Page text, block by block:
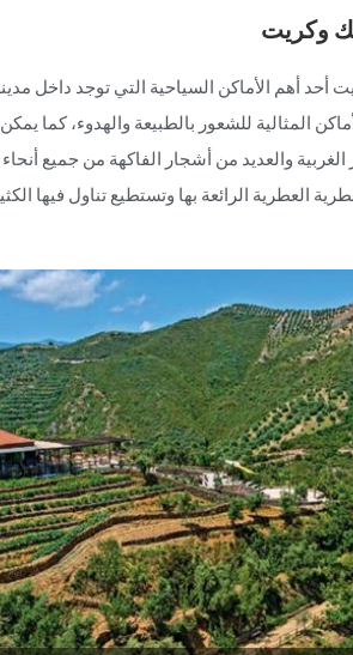
وكريت
أحد أهم الأماكن السياحية التي توجد داخل
المثالية للشعور بالطبيعة والهدوء، كما
الغربية والعديد من أشجار الفاكهة من جميع
العطرية الرائعة بها وتستطيع تناول فيها